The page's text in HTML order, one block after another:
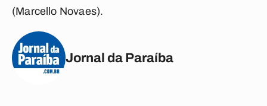
(Marcello Novaes).
Jornal da Paraíba